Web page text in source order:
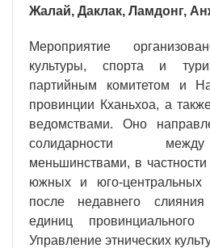
Жалай, Даклак, Ламдонг,
Мероприятие
культуры, спорта и
партийным комитетом и
провинции Кханьхоа, а
ведомствами. Оно
солидарности
меньшинствами, в
южных и юго-центральных
после недавнего слияния
единиц
Управление этнических